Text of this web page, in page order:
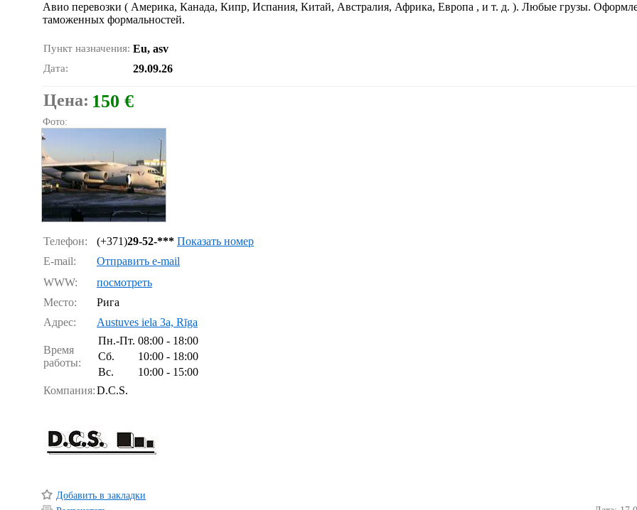
Авио перевозки ( Америка, Канада, Кипр, Испания, Китай, Австралия, Африка, Европа , и т. д. ). Любые грузы.
таможенных формальностей.
Пункт назначения: Eu, asv
Дата: 29.09.26
Цена: 150 €
Фото:
Телефон: (+371)29-52-*** Показать номер
E-mail:
Отправить e-mail
WWW:
посмотреть
Место:
Рига
Адрес:
Austuves iela 3a, Rīga
Время
работы:
Пн.-Пт. 08:00 - 18:00
Сб.
10:00 - 18:00
Вс.
10:00 - 15:00
Компания:D.C.S.
Добавить в закладки